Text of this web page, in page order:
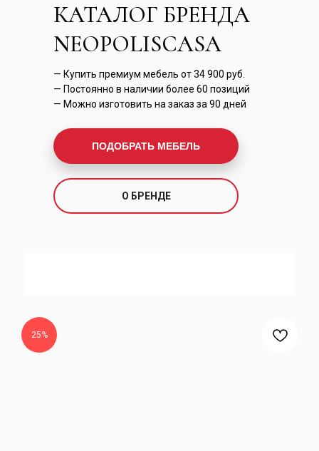
КАТАЛОГ БРЕНДА
NEOPOLISCASA
— Купить премиум мебель от 34 900 руб.
— Постоянно в наличии более 60 позиций
— Можно изготовить на заказ за 90 дней
ПОДОБРАТЬ МЕБЕЛЬ
О БРЕНДЕ
25%